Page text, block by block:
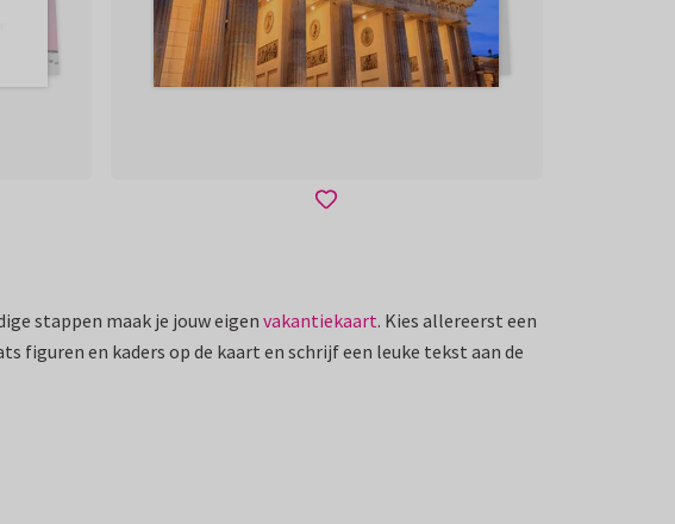
stappen maak je jouw eigen vakantiekaart. Kies allereerst een
figuren en kaders op de kaart en schrijf een leuke tekst aan de